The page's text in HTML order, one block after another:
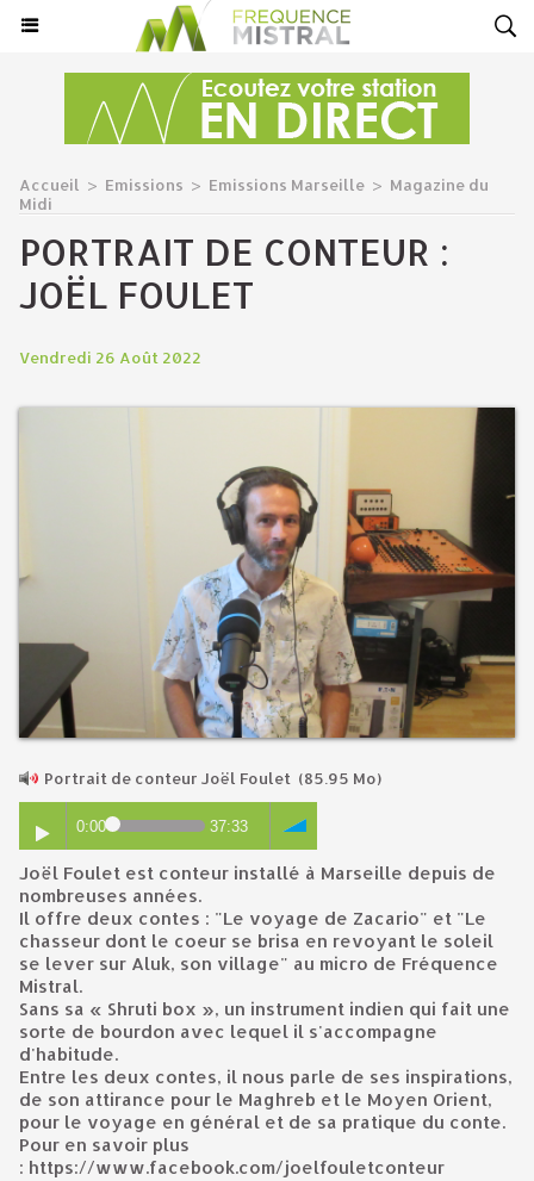
Accueil > Emissions > Emissions Marseille > Magazine du
Midi
PORTRAIT DE CONTEUR :
JOËL FOULET
Vendredi 26 Août 2022
Portrait de conteur Joël Foulet (85.95 Mo)
0:00 37:33
Joël Foulet est conteur installé à Marseille depuis de
nombreuses années.
Il offre deux contes : "Le voyage de Zacario" et "Le
chasseur dont le coeur se brisa en revoyant le soleil
se lever sur Aluk, son village" au micro de Fréquence
Mistral.
Sans sa « Shruti box », un instrument indien qui fait une
sorte de bourdon avec lequel il s'accompagne
d'habitude.
Entre les deux contes, il nous parle de ses inspirations,
de son attirance pour le Maghreb et le Moyen Orient,
pour le voyage en général et de sa pratique du conte.
Pour en savoir plus
: https://www.facebook.com/joelfouletconteur